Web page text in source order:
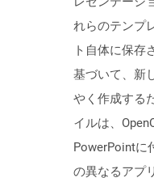
れらのテンプ
ト自体に保存
基づいて、新
やく作成する
イルは、
PowerPointに
の異なるアプ